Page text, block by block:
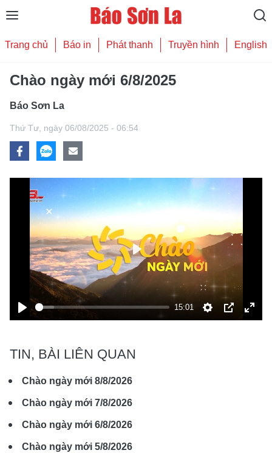
Trang chủ Báo in Phát thanh Truyền hình English
Chào ngày mới 6/8/2025
Báo Sơn La
Thứ Tư, ngày 06/08/2025 - 06:54
Play
15:01
Cài PIP Toàn
Play
TIN, BÀI LIÊN QUAN
Chào ngày mới 8/8/2026
Chào ngày mới 7/8/2026
Chào ngày mới 6/8/2026
Chào ngày mới 5/8/2026